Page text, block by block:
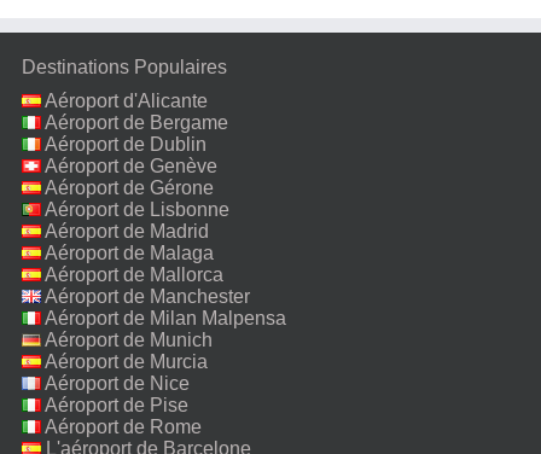
Destinations Populaires
Aéroport d'Alicante
Aéroport de Bergame
Aéroport de Dublin
Aéroport de Genève
Aéroport de Gérone
Aéroport de Lisbonne
Aéroport de Madrid
Aéroport de Malaga
Aéroport de Mallorca
Aéroport de Manchester
Aéroport de Milan Malpensa
Aéroport de Munich
Aéroport de Murcia
Aéroport de Nice
Aéroport de Pise
Aéroport de Rome
Fiumicino
L'aéroport de Barcelone